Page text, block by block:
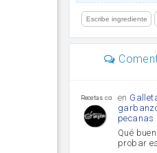
Recetas con sazon
en
pecanas
Qué
probar